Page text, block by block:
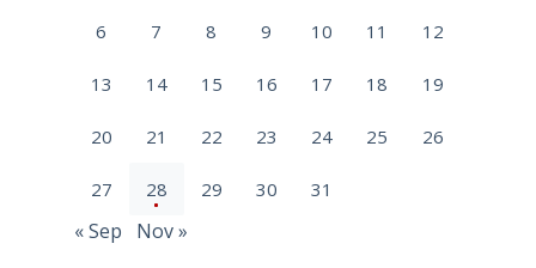
6 7 8 9 10 11 12
13 14 15 16 17 18 19
20 21 22 23 24 25 26
27 28 29 30 31
« Sep Nov »